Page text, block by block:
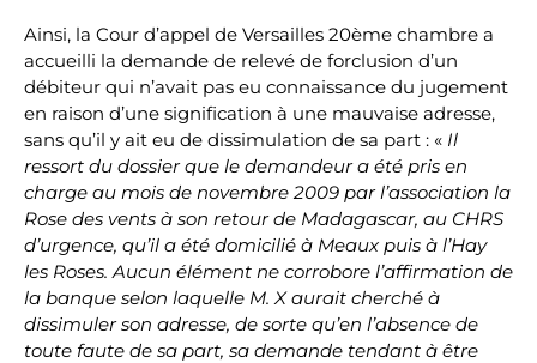
Ainsi, la Cour d’appel de Versailles 20ème chambre a
accueilli la demande de relevé de forclusion d’un
débiteur qui n’avait pas eu connaissance du jugement
en raison d’une signification à une mauvaise adresse,
sans qu’il y ait eu de dissimulation de sa part : « Il
ressort du dossier que le demandeur a été pris en
charge au mois de novembre 2009 par l’association la
Rose des vents à son retour de Madagascar, au CHRS
d’urgence, qu’il a été domicilié à Meaux puis à l’Hay
les Roses. Aucun élément ne corrobore l’affirmation de
la banque selon laquelle M. X aurait cherché à
dissimuler son adresse, de sorte qu’en l’absence de
toute faute de sa part, sa demande tendant à être